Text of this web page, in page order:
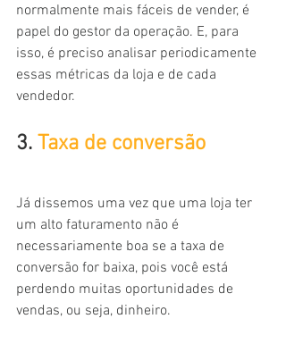
normalmente mais fáceis de vender, é
papel do gestor da operação. E, para
isso, é preciso analisar periodicamente
essas métricas da loja e de cada
vendedor.
3. Taxa de conversão
Já dissemos uma vez que uma loja ter
um alto faturamento não é
necessariamente boa se a taxa de
conversão for baixa, pois você está
perdendo muitas oportunidades de
vendas, ou seja, dinheiro.